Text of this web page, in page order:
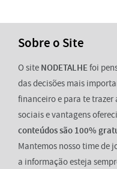
Sobre o Site
O site NODETALHEfoi
das decisões mais
financeiro e para te trazer
sociais e vantagens
conteúdos são 100%
Mantemos nosso time de
a informação esteja